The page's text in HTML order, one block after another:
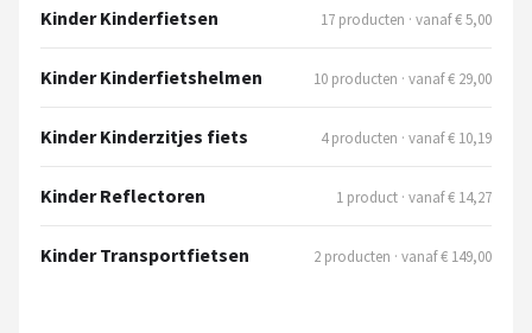
BBB Cycling
Schwalbe
Voltano
Shimano
Cortina
Kinder Kinderfietsen 17 producten · vanaf € 5,00
Kinder Kinderfietshelmen 10 producten · vanaf € 29,00
Kinder Kinderzitjes fiets 4 producten · vanaf € 10,19
Kinder Reflectoren 1 product · vanaf € 14,27
Kinder Transportfietsen 2 producten · vanaf € 149,00